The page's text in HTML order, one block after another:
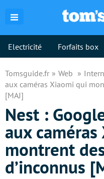
Electricité Forfaits box
Tomsguide.fr Web
aux caméras Xiaomi qui
[MAJ]
Nest :
aux
montrent
d’inconnus